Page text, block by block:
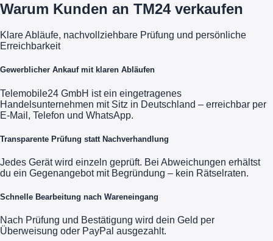
Warum Kunden an TM24 verkaufen
Klare Abläufe, nachvollziehbare Prüfung und persönliche
Erreichbarkeit
Gewerblicher Ankauf mit klaren Abläufen
Telemobile24 GmbH ist ein eingetragenes
Handelsunternehmen mit Sitz in Deutschland – erreichbar per
E-Mail, Telefon und WhatsApp.
Transparente Prüfung statt Nachverhandlung
Jedes Gerät wird einzeln geprüft. Bei Abweichungen erhältst
du ein Gegenangebot mit Begründung – kein Rätselraten.
Schnelle Bearbeitung nach Wareneingang
Nach Prüfung und Bestätigung wird dein Geld per
Überweisung oder PayPal ausgezahlt.